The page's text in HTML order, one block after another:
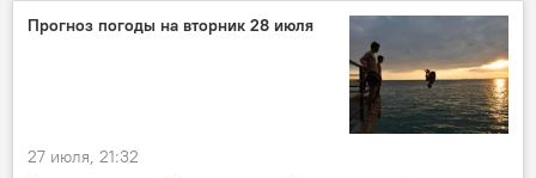
Прогноз погоды на вторник 28 июля
27 июля, 21:32